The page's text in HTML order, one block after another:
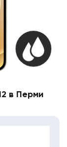
в Перми